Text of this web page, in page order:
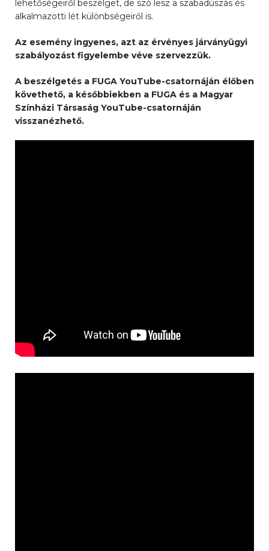
lehetőségeiről beszélget, de szó lesz a szabadúszás és
alkalmazotti lét különbségeiről is.
Az esemény ingyenes, azt az érvényes járványügyi
szabályozást figyelembe véve szervezzük.
A beszélgetés a FUGA YouTube-csatornáján élőben
követhető, a későbbiekben a FUGA és a Magyar
Színházi Társaság YouTube-csatornáján
visszanézhető.